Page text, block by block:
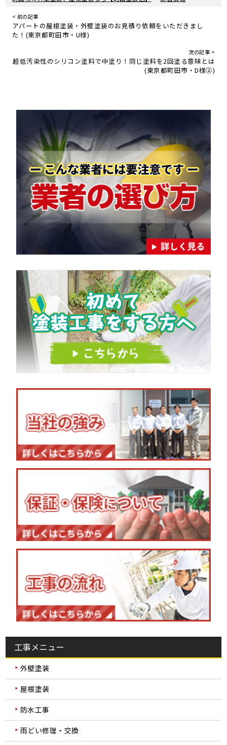
< 前の記事
アパートの屋根塗装・外壁塗装のお見積り依頼をいただきまし
た！(東京都町田市・U様)
次の記事 >
超低汚染性のシリコン塗料で中塗り！同じ塗料を2回塗る意味とは
(東京都町田市・D様②)
工事メニュー
外壁塗装
屋根塗装
防水工事
雨どい修理・交換